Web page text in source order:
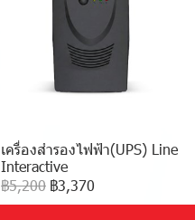
เครื่องสำรองไฟฟ้า(UPS) Line
Interactive
฿5,200 ฿3,370